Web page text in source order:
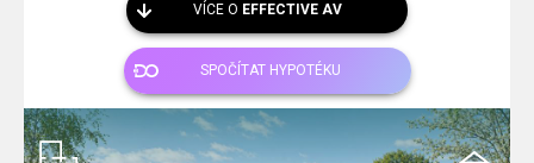
VÍCE O EFFECTIVE AV
SPOČÍTAT HYPOTÉKU